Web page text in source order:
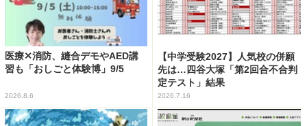
医療✕消防、縫合デモやAED講
習も「おしごと体験博」9/5
2026.8.6
【中学受験2027】人気校の併願
先は…四谷大塚「第2回合不合判
定テスト」結果
2026.7.16